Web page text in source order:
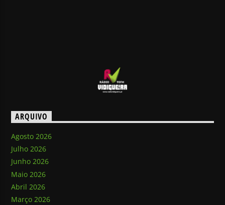
ARQUIVO
Agosto 2026
Julho 2026
Junho 2026
Maio 2026
Abril 2026
Março 2026